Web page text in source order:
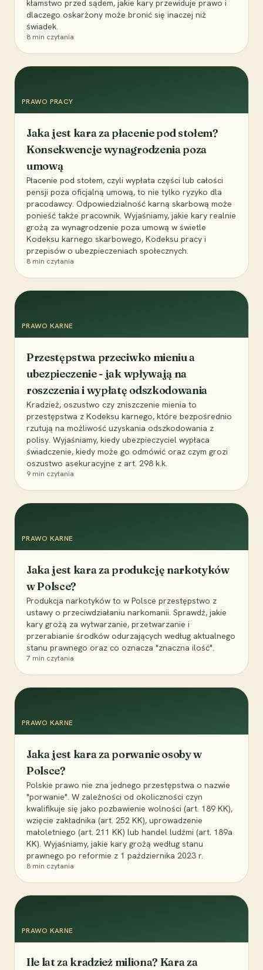
kłamstwo przed sądem, jakie kary przewiduje prawo i
dlaczego oskarżony może bronić się inaczej niż
świadek.
8 min czytania
PRAWO PRACY
Jaka jest kara za płacenie pod stołem?
Konsekwencje wynagrodzenia poza
umową
Płacenie pod stołem, czyli wypłata części lub całości
pensji poza oficjalną umową, to nie tylko ryzyko dla
pracodawcy. Odpowiedzialność karną skarbową może
ponieść także pracownik. Wyjaśniamy, jakie kary realnie
grożą za wynagrodzenie poza umową w świetle
Kodeksu karnego skarbowego, Kodeksu pracy i
przepisów o ubezpieczeniach społecznych.
8 min czytania
PRAWO KARNE
Przestępstwa przeciwko mieniu a
ubezpieczenie - jak wpływają na
roszczenia i wypłatę odszkodowania
Kradzież, oszustwo czy zniszczenie mienia to
przestępstwa z Kodeksu karnego, które bezpośrednio
rzutują na możliwość uzyskania odszkodowania z
polisy. Wyjaśniamy, kiedy ubezpieczyciel wypłaca
świadczenie, kiedy może go odmówić oraz czym grozi
oszustwo asekuracyjne z art. 298 k.k.
9 min czytania
PRAWO KARNE
Jaka jest kara za produkcję narkotyków
w Polsce?
Produkcja narkotyków to w Polsce przestępstwo z
ustawy o przeciwdziałaniu narkomanii. Sprawdź, jakie
kary grożą za wytwarzanie, przetwarzanie i
przerabianie środków odurzających według aktualnego
stanu prawnego oraz co oznacza "znaczna ilość".
7 min czytania
PRAWO KARNE
Jaka jest kara za porwanie osoby w
Polsce?
Polskie prawo nie zna jednego przestępstwa o nazwie
"porwanie". W zależności od okoliczności czyn
kwalifikuje się jako pozbawienie wolności (art. 189 KK),
wzięcie zakładnika (art. 252 KK), uprowadzenie
małoletniego (art. 211 KK) lub handel ludźmi (art. 189a
KK). Wyjaśniamy, jakie kary grożą według stanu
prawnego po reformie z 1 października 2023 r.
8 min czytania
PRAWO KARNE
Ile lat za kradzież miliona? Kara za